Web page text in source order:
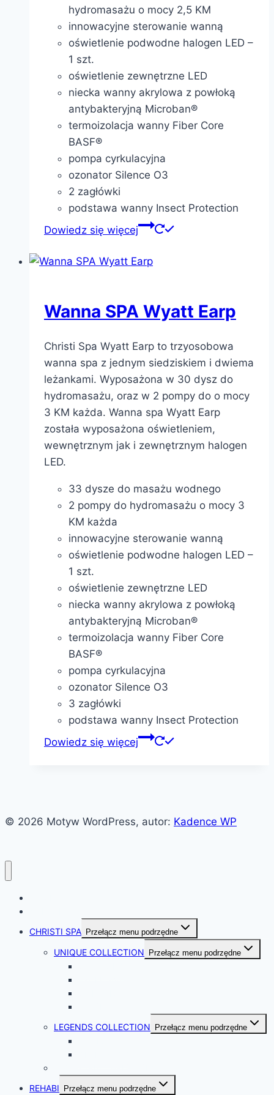
hydromasażu o mocy 2,5 KM
innowacyjne sterowanie wanną
oświetlenie podwodne halogen LED –
1 szt.
oświetlenie zewnętrzne LED
niecka wanny akrylowa z powłoką
antybakteryjną Microban®
termoizolacja wanny Fiber Core
BASF®
pompa cyrkulacyjna
ozonator Silence O3
2 zagłówki
podstawa wanny Insect Protection
Dowiedz się więcej
Wanna SPA Wyatt Earp
Christi Spa Wyatt Earp to trzyosobowa
wanna spa z jednym siedziskiem i dwiema
leżankami. Wyposażona w 30 dysz do
hydromasażu, oraz w 2 pompy do o mocy
3 KM każda. Wanna spa Wyatt Earp
została wyposażona oświetleniem,
wewnętrznym jak i zewnętrznym halogen
LED.
33 dysze do masażu wodnego
2 pompy do hydromasażu o mocy 3
KM każda
innowacyjne sterowanie wanną
oświetlenie podwodne halogen LED –
1 szt.
oświetlenie zewnętrzne LED
niecka wanny akrylowa z powłoką
antybakteryjną Microban®
termoizolacja wanny Fiber Core
BASF®
pompa cyrkulacyjna
ozonator Silence O3
3 zagłówki
podstawa wanny Insect Protection
Dowiedz się więcej
© 2026 Motyw WordPress, autor: Kadence WP
CHRISTI SPA Przełącz menu podrzędne
UNIQUE COLLECTION Przełącz menu podrzędne
LEGENDS COLLECTION
Przełącz menu podrzędne
REHABI
Przełącz menu podrzędne